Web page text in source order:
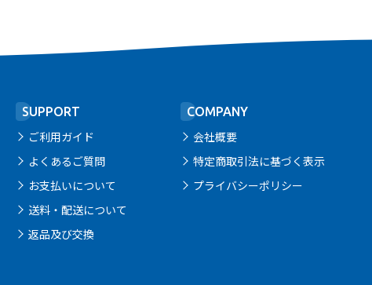
SUPPORT
ご利用ガイド
よくあるご質問
お支払いについて
送料・配送について
返品及び交換
COMPANY
会社概要
特定商取引法に基づく表示
プライバシーポリシー